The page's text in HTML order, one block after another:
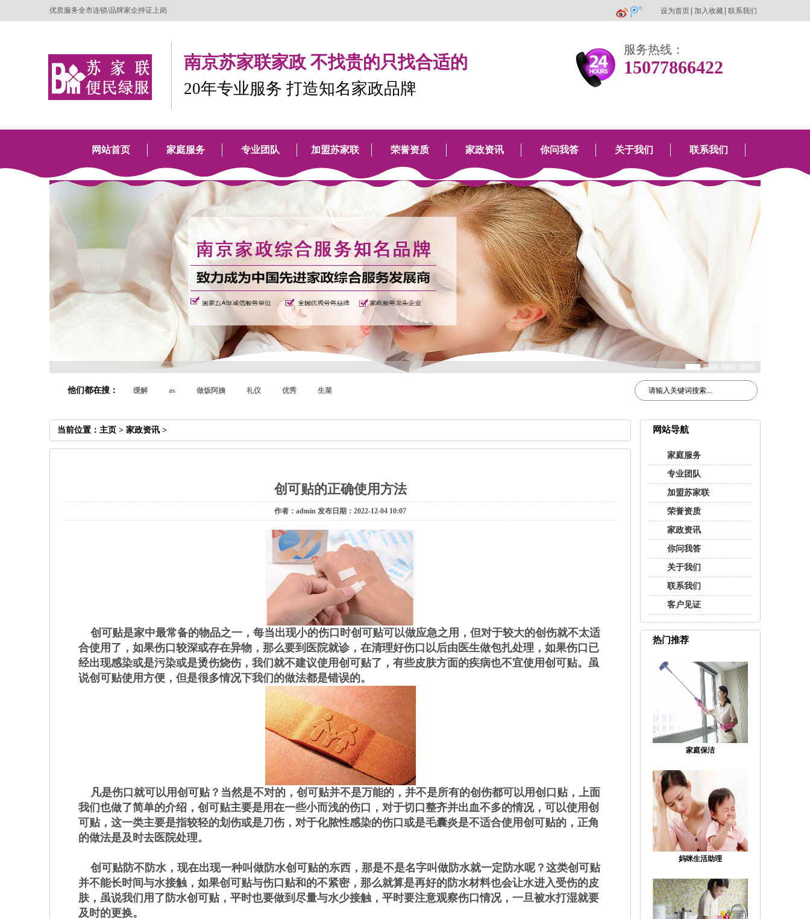
优质服务全市连锁/品牌家企持证上岗 设为首页 加入收藏 联系我们
南京苏家联家政 不找贵的只找合适的
20年专业服务 打造知名家政品牌
服务热线：
15077866422
网站首页 家庭服务 专业团队 加盟苏家联 荣誉资质 家政资讯 你问我答 关于我们 联系我们
他们都在搜： 缓解 as 做饭阿姨 礼仪 优秀 生菜
网站导航
家庭服务
专业团队
加盟苏家联
荣誉资质
家政资讯
你问我答
关于我们
联系我们
客户见证
热门推荐
家庭保洁
妈咪生活助理
当前位置： 主页 > 家政资讯 >
创可贴的正确使用方法
作者：admin 发布日期：2022-12-04 10:07
创可贴是家中最常备的物品之一，每当出现小的伤口时创可贴可以做应急之用，但对于较大的创伤就不太适
合使用了，如果伤口较深或存在异物，那么要到医院就诊，在清理好伤口以后由医生做包扎处理，如果伤口已
经出现感染或是污染或是烫伤烧伤，我们就不建议使用创可贴了，有些皮肤方面的疾病也不宜使用创可贴。虽
说创可贴使用方便，但是很多情况下我们的做法都是错误的。
凡是伤口就可以用创可贴？当然是不对的，创可贴并不是万能的，并不是所有的创伤都可以用创口贴，上面
我们也做了简单的介绍，创可贴主要是用在一些小而浅的伤口，对于切口整齐并出血不多的情况，可以使用创
可贴，这一类主要是指较轻的划伤或是刀伤，对于化脓性感染的伤口或是毛囊炎是不适合使用创可贴的，正角
的做法是及时去医院处理。
创可贴防不防水，现在出现一种叫做防水创可贴的东西，那是不是名字叫做防水就一定防水呢？这类创可贴
并不能长时间与水接触，如果创可贴与伤口贴和的不紧密，那么就算是再好的防水材料也会让水进入受伤的皮
肤，虽说我们用了防水创可贴，平时也要做到尽量与水少接触，平时要注意观察伤口情况，一旦被水打湿就要
及时的更换。